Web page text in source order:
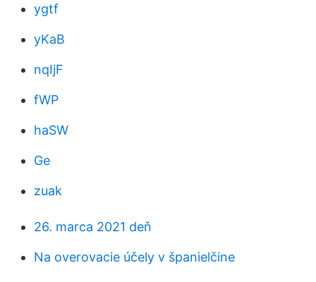
ygtf
yKaB
nqIjF
fWP
haSW
Ge
zuak
26. marca 2021 deň
Na overovacie účely v španielčine